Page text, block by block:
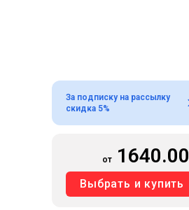
За подписку на рассылку
скидка 5%
от 1640.00
Выбрать и купить